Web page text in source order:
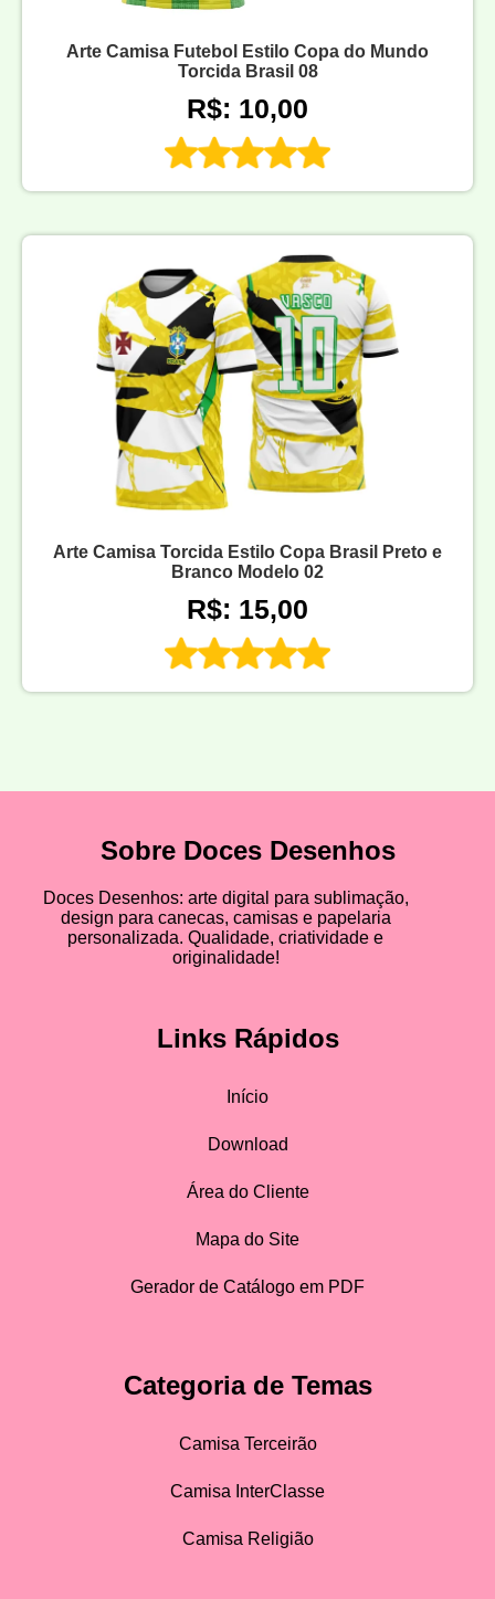
Arte Camisa Futebol Estilo Copa do Mundo
Torcida Brasil 08
R$: 10,00
Arte Camisa Torcida Estilo Copa Brasil Preto e
Branco Modelo 02
R$: 15,00
Sobre Doces Desenhos
Doces Desenhos: arte digital para sublimação,
design para canecas, camisas e papelaria
personalizada. Qualidade, criatividade e
originalidade!
Links Rápidos
Início
Download
Área do Cliente
Mapa do Site
Gerador de Catálogo em PDF
Categoria de Temas
Camisa Terceirão
Camisa InterClasse
Camisa Religião